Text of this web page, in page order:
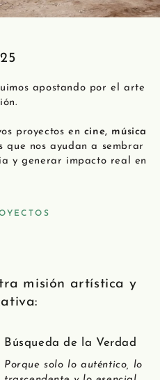
apostando por el arte
proyectos en cine, música
que nos ayudan a sembrar
y generar impacto real en
misión artística y
Búsqueda de la Verdad
Porque solo lo auténtico, lo